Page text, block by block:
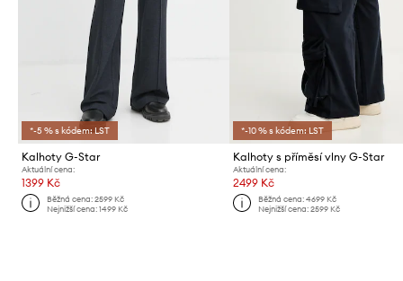
*-5 % s kódem: LST
Kalhoty G-Star
Aktuální cena:
1399 Kč
Běžná cena:2599 Kč
Nejnižší cena:1499 Kč
*-10 % s kódem: LST
Kalhoty s příměsí vlny G-Star
Aktuální cena:
2499 Kč
Běžná cena: 4699 Kč
Nejnižší cena: 2599 Kč